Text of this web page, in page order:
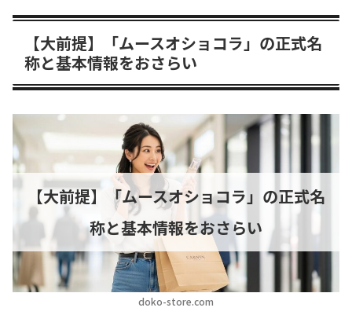
【大前提】「ムースオショコラ」の正式名
称と基本情報をおさらい
doko-store.com
【大前提】「ムースオショコラ」の正式名
称と基本情報をおさらい